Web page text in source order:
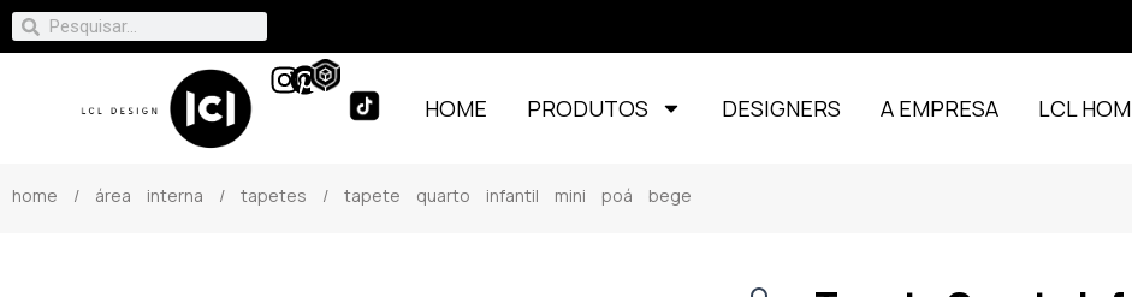
HOME PRODUTOS DESIGNERS A EMPRESA LCL
home / área interna / tapetes / tapete quarto infantil mini poá bege